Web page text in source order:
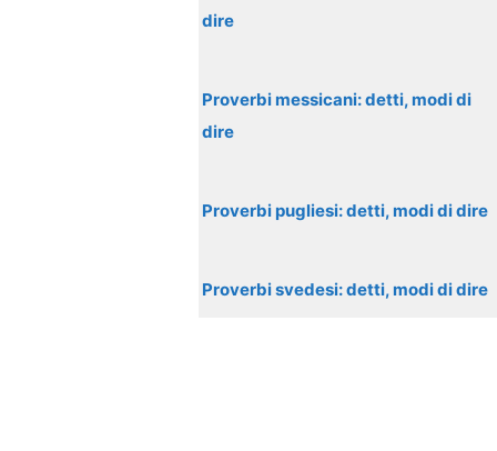
dire
Proverbi messicani: detti, modi di
dire
Proverbi pugliesi: detti, modi di dire
Proverbi svedesi: detti, modi di dire